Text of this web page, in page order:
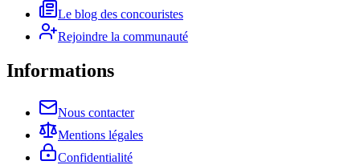
Le blog des concouristes
Rejoindre la communauté
Informations
Nous contacter
Mentions légales
Confidentialité